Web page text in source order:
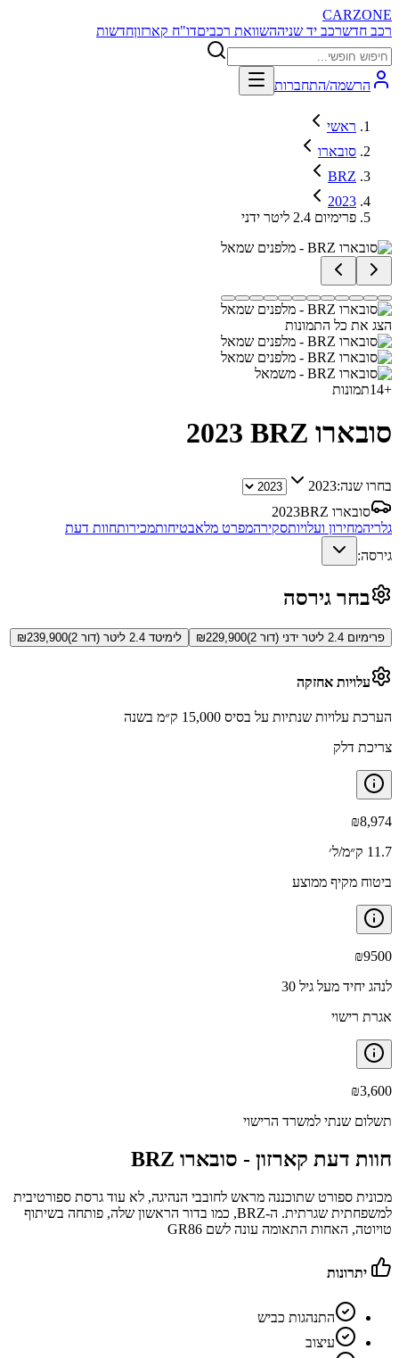
CARZONE
רכב חדשרכב יד שניההשוואת רכביםדו"ח קארזוןחדשות
הרשמה/התחברות
ראשי
סובארו
BRZ
2023
פרימיום 2.4 ליטר ידני
הצג את כל התמונות
+
14תמונות
סובארו BRZ 2023
בחרו שנה:2023
סובארו BRZ
2023
גלריהמחירון ועלויותסקירהמפרט מלאבטיחותמכירותחוות דעת
גירסה:
בחר גירסה
פרימיום 2.4 ליטר ידני (דור 2) ₪229,900 לימיטד 2.4 ליטר (דור 2) ₪239,900
עלויות אחזקה
הערכת עלויות שנתיות על בסיס 15,000 ק״מ בשנה
צריכת דלק
₪8,974
11.7 ק״מ/ל׳
ביטוח מקיף ממוצע
₪9500
לנהג יחיד מעל גיל 30
אגרת רישוי
₪3,600
תשלום שנתי למשרד הרישוי
חוות דעת קארזון - סובארו BRZ
מכונית ספורט שתוכננה מראש לחובבי הנהיגה, לא עוד גרסת ספורטיבית
למשפחתית שגרתית. ה-BRZ, כמו בדור הראשון שלה, פותחה בשיתוף
טויוטה, האחות התאומה עונה לשם GR86
יתרונות
התנהגות כביש
עיצוב